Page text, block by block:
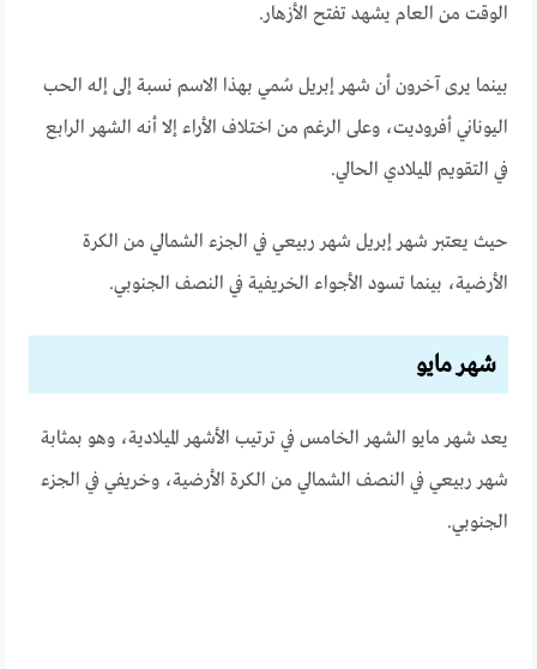
الوقت من العام يشهد تفتح الأزهار.
بينما يرى آخرون أن شهر إبريل سُمي بهذا الاسم نسبة إلى إله الحب
اليوناني أفروديت، وعلى الرغم من اختلاف الأراء إلا أنه الشهر الرابع
في التقويم الميلادي الحالي.
حيث يعتبر شهر إبريل شهر ربيعي في الجزء الشمالي من الكرة
الأرضية، بينما تسود الأجواء الخريفية في النصف الجنوبي.
شهر مايو
يعد شهر مايو الشهر الخامس في ترتيب الأشهر الميلادية، وهو بمثابة
شهر ربيعي في النصف الشمالي من الكرة الأرضية، وخريفي في الجزء
الجنوبي.